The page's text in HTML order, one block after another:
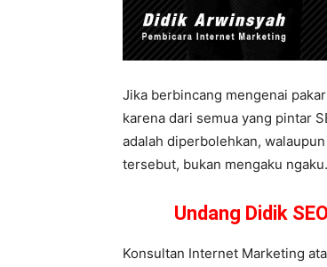
Jika berbincang mengenai
karena dari semua yang pintar
adalah diperbolehkan,
tersebut, bukan mengaku ngaku.
Undang Didik
Konsultan Internet Marketing